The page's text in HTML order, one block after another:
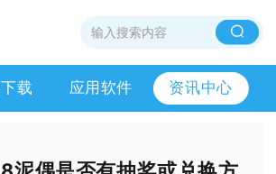
载 应用软件 资讯中心